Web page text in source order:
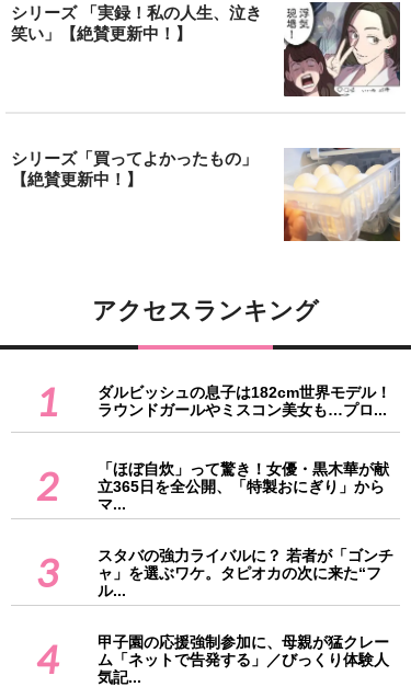
シリーズ 「実録！私の人生、泣き
笑い」【絶賛更新中！】
シリーズ「買ってよかったもの」
【絶賛更新中！】
アクセスランキング
1
ダルビッシュの息子は182cm世界モデル！
ラウンドガールやミスコン美女も…プロ...
2
「ほぼ自炊」って驚き！女優・黒木華が献
立365日を全公開、「特製おにぎり」から
マ...
3
スタバの強力ライバルに？ 若者が「ゴンチ
ャ」を選ぶワケ。タピオカの次に来た“フ
ル...
4
甲子園の応援強制参加に、母親が猛クレー
ム「ネットで告発する」／びっくり体験人
気記...